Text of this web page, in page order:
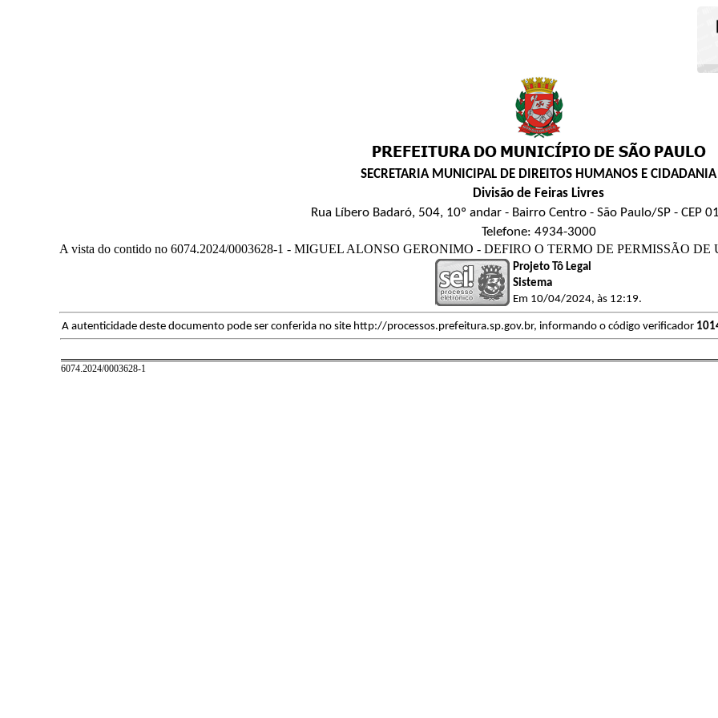
SECRETARIA MUNICIPAL DE DIREITOS HUMANOS E CIDADANIA
Divisão de Feiras Livres
Rua Líbero Badaró, 504, 10º andar - Bairro Centro - São Paulo/SP - CEP
Telefone: 4934-3000
A vista do contido no 6074.2024/0003628-1 - MIGUEL ALONSO GERONIMO - DEFIRO O TERMO DE PERMISSÃO DE
Projeto Tô Legal
Sistema
Em 10/04/2024, às 12:19.
A autenticidade deste documento pode ser conferida no site http://processos.prefeitura.sp.gov.br, informando o código verificador
6074.2024/0003628-1